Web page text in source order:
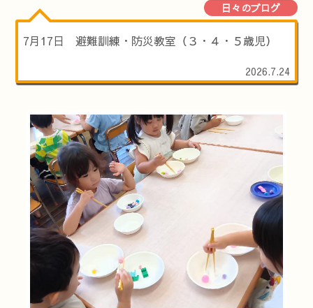
日々のブログ
7月17日 避難訓練・防災教室（３・４・５歳児）
2026.7.24